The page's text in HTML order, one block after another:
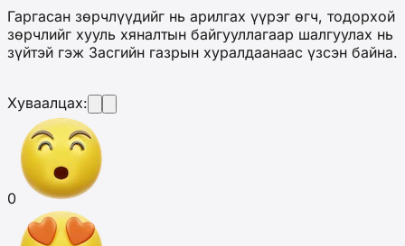
Гаргасан зөрчлүүдийг нь арилгах үүрэг өгч, тодорхой
зөрчлийг хууль хяналтын байгууллагаар шалгуулах нь
зүйтэй гэж Засгийн газрын хуралдаанаас үзсэн байна.
Хуваалцах:
0